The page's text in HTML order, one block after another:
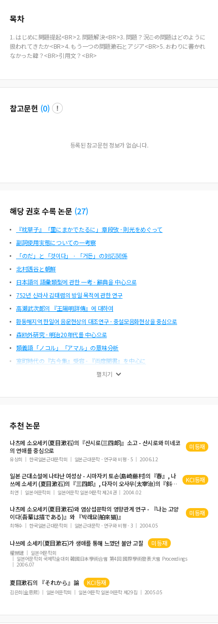
목차
1. はじめに――問題提起<BR>2. 問題解決<BR>3. 問題？況――この問題はどのように
扱われてきたか<BR>4. もう一つの問題――漱石とアジア<BR>5. おわりに――書かれ
なかった韓？<BR>引用文？<BR>
참고문헌 (0)
등록된 참고문헌 정보가 없습니다.
해당 권호 수록 논문 (27)
『枕草子』「里にまかでたるに」章段攷 - 則光をめぐって
副詞使用実態についての一考察
「のだ」と「것이다」ㆍ「거든」の対応関係
北村透谷と朝鮮
日本語의 語彙類型에 관한 一考 - 辭典을 中心으로
752년 신라사 김태렴의 방일 목적에 관한 연구
高瀨武次郞의 『王陽明詳傳』에 대하여
환동해지역 한일어 음운현상의 대조연구 - 중설모음화현상을 중심으로
森鸥外硏究 - 明治20年代를 中心으로
類義語「ノコル」「アマル」の意味分析
室町時代の『古今集』受容 - 『両度聞書』を中心に
谷崎潤一郎の支那劇 - 作品『支那劇を觀る記』を中心に
言語変種に対する韓国人日本語学習者の意識と日本語教育の対応
「通俗道德」의 歷史性에 관한 一考察
영화에 나타난 한일 신체 언어의 의사소통 기능
なぜ夏目漱石は『満韓ところどころ』を中断したのか?
日本 象徵天皇制의 支持基盤과 手段에 관한 硏究
韓國の鵄述嶺望夫石(堤上)說話と日本の｢さよ姫｣説話の伝承のあり方
三島由紀夫『春の雪』論 - 「男の物語」における女たちについて
日本語の習得研究の現状と課題
중국 호랑이설화의 한일 수용양상 비교연구 - 「신도징(申屠澄)」과 「호화(虎
禍)」설화를 중심으로
女人禁制の実際 - 大相撲の土俵を中心に -
펼치기
추천 논문
나츠메 소오세키(夏目漱石)의『산시로(三四郞)』소고 - 산시로와 미네코
의 연애를 중심으로
미등재
유상희 한국일본근대문학회 일본근대문학 - 연구와 비평 - 5 2006.12
일본 근대소설에 나타난 여성상 - 시마자키 토손(島崎藤村)의『春』, 나
쓰메 소세키 (夏目漱石)의『三四郞』, 다자이 오사무(太宰治)의『斜
陽』을 중심으로 -
KCI등재
최연 일본어문학회 일본어문학 일본어문학 제24권 2004.02
나츠메 소오세키(夏目漱石)와 염상섭문학의 영향관계 연구 - 『나는 고양
이다(吾輩は描である)』와 『박래묘(舶來猫)』
미등재
최해수 한국일본근대문학회 일본근대문학 - 연구와 비평 - 3 2004.05
나쓰메 소세키(夏目漱石)가 생애를 통해 느꼈던 불안 고찰 미등재
權赫建
일본어문학회
일본어문학회 국제학술대회 韓國日本學術合會 第4回 國際學術發表大會 Proceedings
2006.07
夏目漱石의 『それから』論 KCI등재
김은희(金恩熙) 일본어문학회 일본어문학 일본어문학 제29집 2005.05